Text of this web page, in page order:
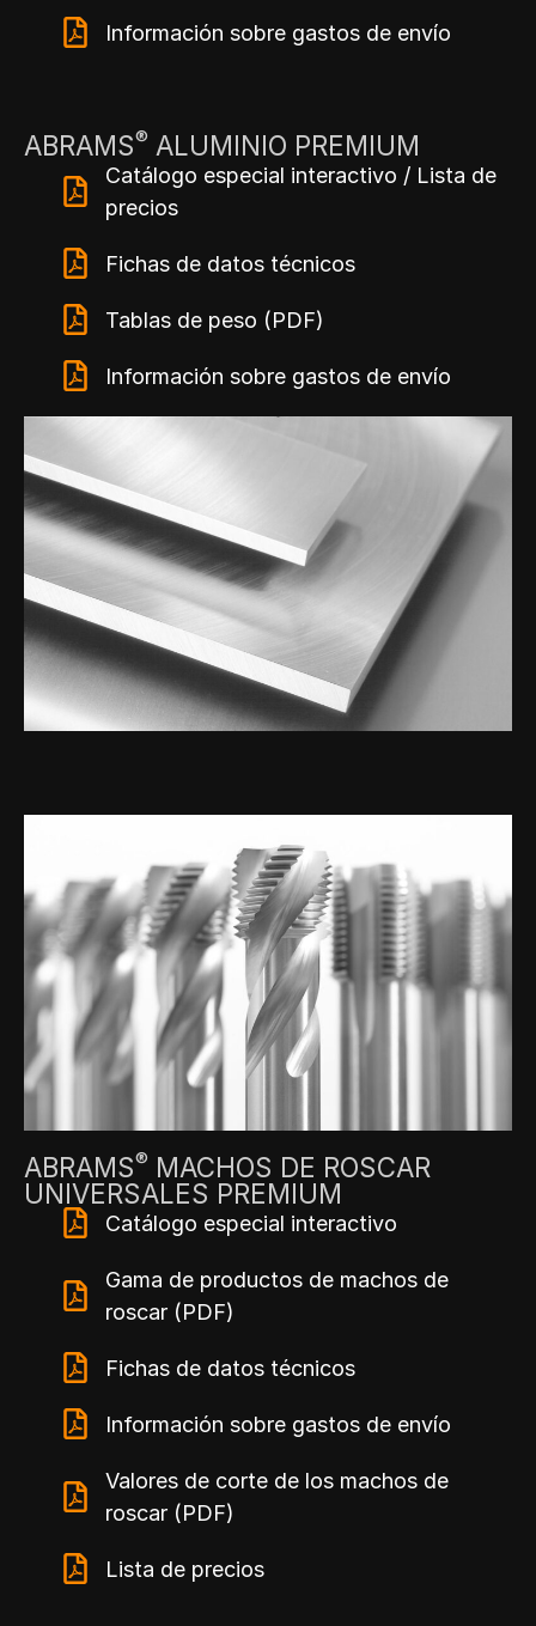
Información sobre gastos de envío
ABRAMS® ALUMINIO PREMIUM
Catálogo especial interactivo / Lista de
precios
Fichas de datos técnicos
Tablas de peso (PDF)
Información sobre gastos de envío
ABRAMS® MACHOS DE ROSCAR
UNIVERSALES PREMIUM
Catálogo especial interactivo
Gama de productos de machos de
roscar (PDF)
Fichas de datos técnicos
Información sobre gastos de envío
Valores de corte de los machos de
roscar (PDF)
Lista de precios